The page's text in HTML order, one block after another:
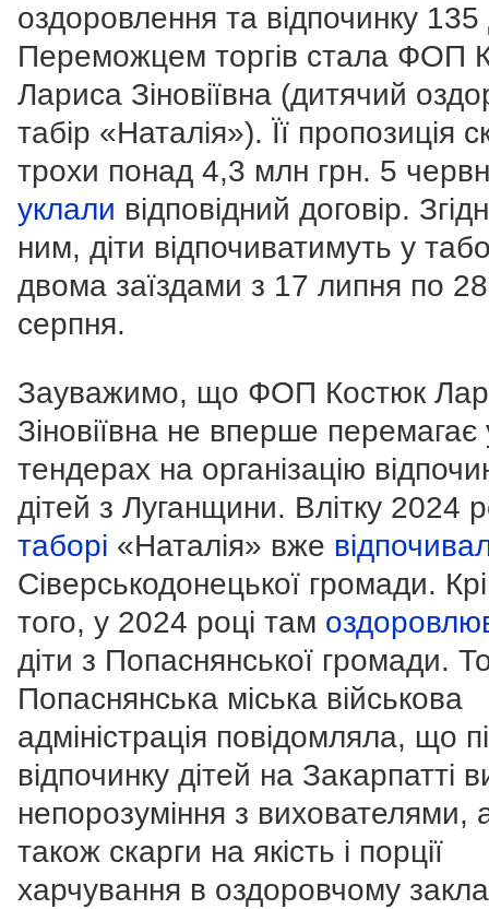
оздоровлення та відпочинку 135
Переможцем торгів стала ФОП
Лариса Зіновіївна (дитячий
табір «Наталія»). Її пропозиція
трохи понад 4,3 млн грн. 5
уклали відповідний договір.
ним, діти відпочиватимуть у
двома заїздами з 17 липня по 28
серпня.
Зауважимо, що ФОП Костюк
Зіновіївна не вперше перемагає
тендерах на організацію
дітей з Луганщини. Влітку 2024
таборі «Наталія» вже
Сіверськодонецької громади.
того, у 2024 році там
діти з Попаснянської громади.
Попаснянська міська військова
адміністрація повідомляла, що
відпочинку дітей на Закарпатті
непорозуміння з вихователями,
також скарги на якість і порції
харчування в оздоровчому